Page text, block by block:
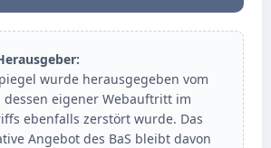
wurde herausgegeben vom
dessen eigener Webauftritt im
ebenfalls zerstört wurde. Das
Angebot des BaS bleibt davon